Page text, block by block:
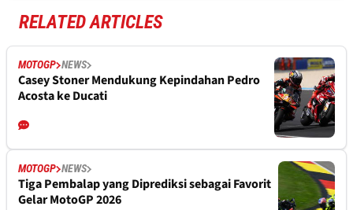
RELATED ARTICLES
MOTOGP NEWS
Casey Stoner Mendukung Kepindahan Pedro
Acosta ke Ducati
MOTOGP NEWS
Tiga Pembalap yang Diprediksi sebagai Favorit
Gelar MotoGP 2026